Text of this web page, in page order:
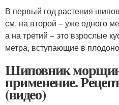
В первый год растения
см, на второй – уже одного
а на третий – это взрослые
метра, вступающие в
Шиповник
применение.
(видео)